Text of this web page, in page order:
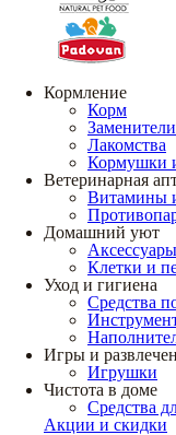
Кормление
Корм
Лакомства
Кормушки
Ветеринарная
Витамины
Домашний уют
Клетки и
Уход и гигиена
Средства
Игры и
Игрушки
Чистота в доме
Средства
Акции и скидки